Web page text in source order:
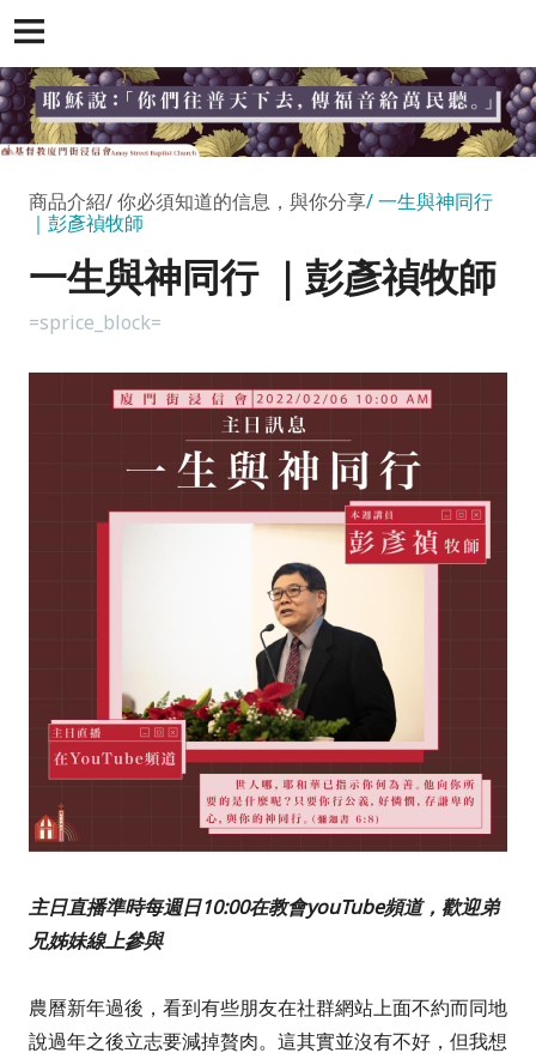
商品介紹 你必須知道的信息，與你分享 一生與神同行
｜彭彥禎牧師
一生與神同行 ｜彭彥禎牧師
=sprice_block=
主日直播準時每週日10:00在教會youTube頻道，歡迎弟
兄姊妹線上參與
農曆新年過後，看到有些朋友在社群網站上面不約而同地
說過年之後立志要減掉贅肉。這其實並沒有不好，但我想